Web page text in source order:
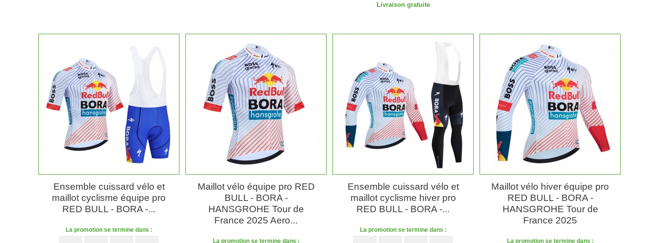
Livraison gratuite
Ensemble cuissard vélo et
maillot cyclisme équipe pro
RED BULL - BORA -...
La promotion se termine dans :
Maillot vélo équipe pro RED
BULL - BORA -
HANSGROHE Tour de
France 2025 Aero...
La promotion se termine dans :
Ensemble cuissard vélo et
maillot cyclisme hiver pro
RED BULL - BORA -...
La promotion se termine dans :
Maillot vélo hiver équipe pro
RED BULL - BORA -
HANSGROHE Tour de
France 2025
La promotion se termine dans :